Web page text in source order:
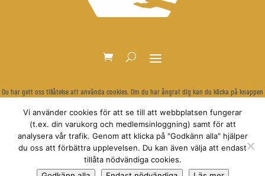
Du har gett oss tillåtelse att använda cookies. Om du har ångrat dig kan du klicka på knappen
Återkalla samtycke
© Relationsbaserad Hästträning
Vi använder cookies för att se till att webbplatsen fungerar
(t.ex. din varukorg och medlemsinloggning) samt för att
analysera vår trafik. Genom att klicka på "Godkänn alla" hjälper
du oss att förbättra upplevelsen. Du kan även välja att endast
tillåta nödvändiga cookies.